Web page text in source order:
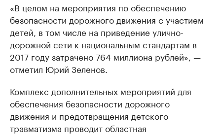
«В целом на мероприятия по обеспечению
безопасности дорожного движения с участием
детей, в том числе на приведение улично-
дорожной сети к национальным стандартам в
2017 году затрачено 764 миллиона рублей», —
отметил Юрий Зеленов.
Комплекс дополнительных мероприятий для
обеспечения безопасности дорожного
движения и предотвращения детского
травматизма проводит областная